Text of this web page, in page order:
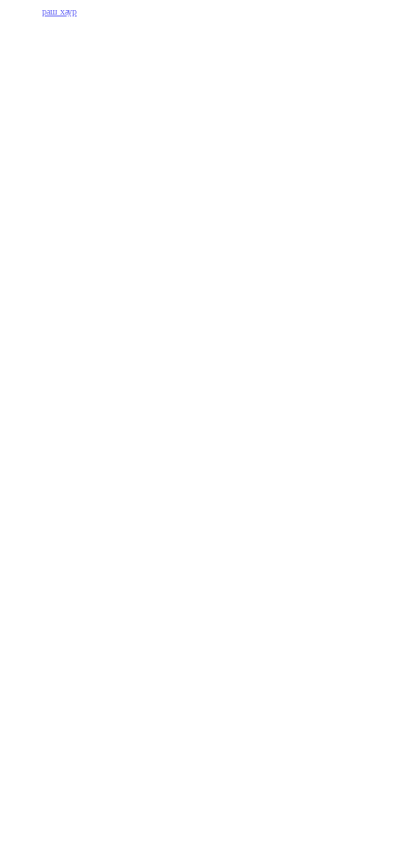
раш хаур